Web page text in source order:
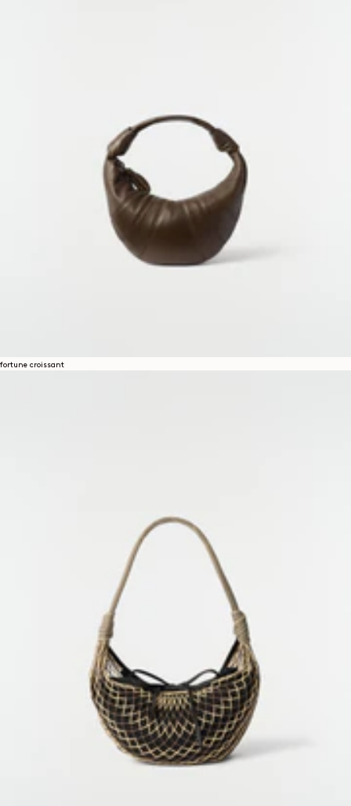
fortune croissant
SPOTIFY
WEIBO
PINTEREST
YOUTUBE
ALLGEMEINE GESCHÄFTSBEDINGUNGEN
DATENSCHUTZERKLÄRUNG
RECHTLICHE HINWEISE
GLEICHSTELLUNGSINDEX